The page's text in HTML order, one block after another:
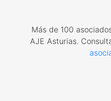
Más de 100
AJE Asturias.